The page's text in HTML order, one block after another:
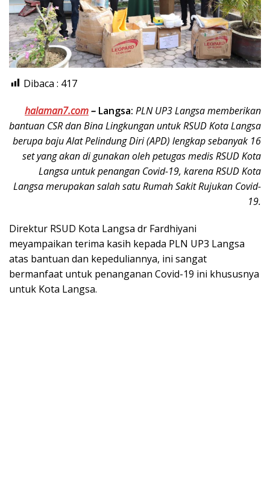
Dibaca : 417
halaman7.com– Langsa: PLN UP3 Langsa memberikan
bantuan CSR dan Bina Lingkungan untuk RSUD Kota Langsa
berupa baju Alat Pelindung Diri (APD) lengkap sebanyak 16
set yang akan di gunakan oleh petugas medis RSUD Kota
Langsa untuk penangan Covid-19, karena RSUD Kota
Langsa merupakan salah satu Rumah Sakit Rujukan Covid-
19.
Direktur RSUD Kota Langsa dr Fardhiyani
meyampaikan terima kasih kepada PLN UP3 Langsa
atas bantuan dan kepeduliannya, ini sangat
bermanfaat untuk penanganan Covid-19 ini khususnya
untuk Kota Langsa.